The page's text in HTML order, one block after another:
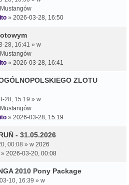
» 2026-03-28, 16:50
28, 16:41 » w
» 2026-03-28, 16:41
ZLOTU
28, 15:19 » w
» 2026-03-28, 15:19
- 31.05.2026
00:08 » w 2026
» 2026-03-20, 00:08
2010 Pony Package
10, 16:39 » w